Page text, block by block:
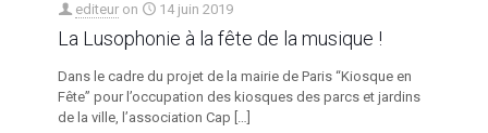
editeur on 14 juin 2019
La Lusophonie à la fête de la musique !
Dans le cadre du projet de la mairie de Paris “Kiosque en
Fête” pour l’occupation des kiosques des parcs et jardins
de la ville, l’association Cap […]